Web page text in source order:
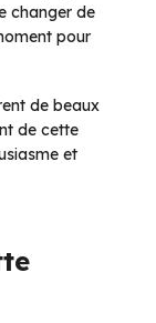
changer de
pour
de beaux
de cette
et